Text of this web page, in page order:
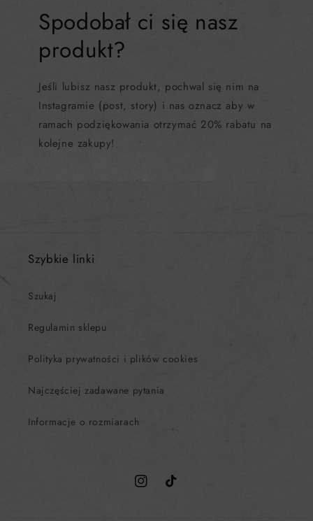
Spodobał ci się nasz
produkt?
Jeśli lubisz nasz produkt, pochwal się nim na
Instagramie (post, story) i nas oznacz aby w
ramach podziękowania otrzymać 20% rabatu na
kolejne zakupy!
Szybkie linki
Szukaj
Regulamin sklepu
Polityka prywatności i plików cookies
Najczęściej zadawane pytania
Informacje o rozmiarach
InstagramTikTok